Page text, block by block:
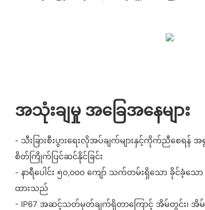
အသုံးချမှု အခြေအနေများ
- သီးခြားစီးပွားရေးလိုအပ်ချက်များနှင့်ကိုက်ညီစေရန် အ
စိတ်ကြိုက်ပြင်ဆင်နိုင်ခြင်း
- နာရီပေါင်း ၅၀,၀၀၀ ကျော် သက်တမ်းရှိသော ခိုင်ခံ့သော
ထားသည်
- IP67 အဆင့်သတ်မှတ်ချက်ရှိတာကြောင့် အိမ်တွင်း၊ အိမ်